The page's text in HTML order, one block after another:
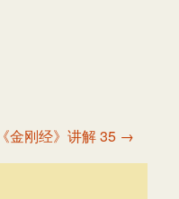
《金刚经》讲解 35 →